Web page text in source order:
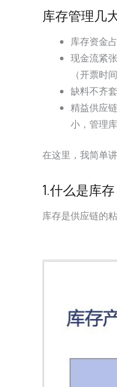
库存管理几
库存资金
现金流紧
（开票时
缺料不齐
精益供应
小，管理
在这里，我简单
1.什么是库
库存是供应链的